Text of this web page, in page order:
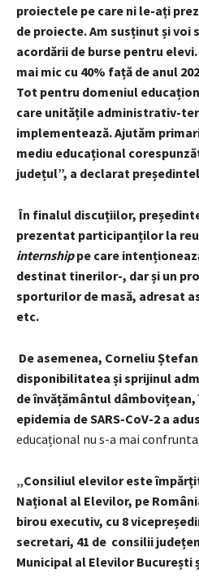
proiectele pe care ni le-ați
de proiecte. Am susținut și voi
acordării de burse pentru
mai mic cu 40% față de anul
Tot pentru domeniul
care unitățile administrativ-
implementează. Ajutăm
mediu educațional
județul”, a declarat
În finalul discuțiilor,
prezentat participanților la
internshippe care
destinat tinerilor-, dar și un
sporturilor de masă, adresat
etc.
De asemenea, Corneliu
disponibilitatea și sprijinul
de învățământul
epidemia de SARS-CoV-2 a adus
educațional nu s-a mai
„Consiliul elevilor este
Național al Elevilor, pe
birou executiv, cu 8
secretari, 41 de consilii
Municipal al Elevilor București